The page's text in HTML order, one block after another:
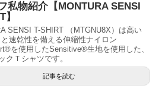
私物紹介【MONTURA SENSI
SENSI T-SHIRT （MTGNU8X）は高い
速乾性を備える伸縮性ナイロン
を使用したSensitive®生地を使用した、
クＴシャツです。
記事を読む